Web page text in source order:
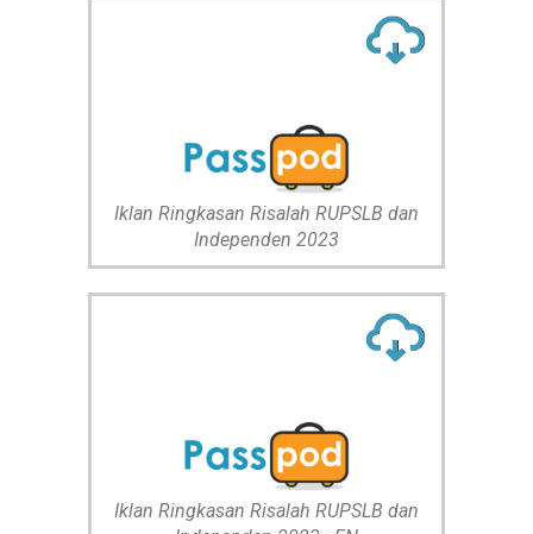
Iklan Ringkasan Risalah RUPSLB dan
Independen 2023
Iklan Ringkasan Risalah RUPSLB dan